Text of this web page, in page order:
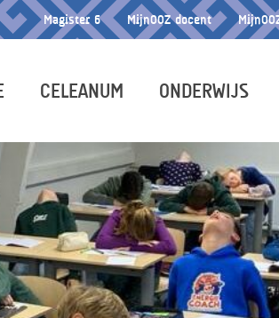
Magister 6 MijnOOZ docent
CELEANUM ONDERWIJS